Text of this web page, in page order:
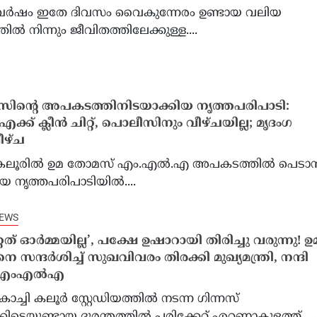
ഇതേ ദിവസം വൈകുന്നേരം ഉണ്ടായ വലിയ
നിന്നും ജീവിതത്തിലേക്കുള്ള....
അപകടത്തിനിടയാക്കിയ നൃത്തപരിപാടി:
ക്ലീൻ ചിറ്റ്, പൊലീസിനും വീഴ്ചയില്ല; മൃദംഗ
കലൂരില്‍ ഉമ തോമസ് എം.എൽ.എ അപകടത്തിൽ
നൃത്തപരിപാടിയില്‍....
ഓർമ്മയില്ല’, പക്ഷേ ഉഷാറായി തിരിച്ചു വരുന്നു!
സന്ദർശിച്ച് സുഖവിവരം തിരക്കി മുഖ്യമന്ത്രി, നന്ദി
കലൂർ സ്റ്റേഡിയത്തിൽ നടന്ന ഗിന്നസ്
പുതിയ
ഫ്ലൂ വാക്സിന്
അംഗീകാരം ; നാടകീയ
എഫ്.ഡി.എ
തമ്മിൽ വാക്കേറ്റമെന്ന
വൈറ്റ് ഹൗസ്